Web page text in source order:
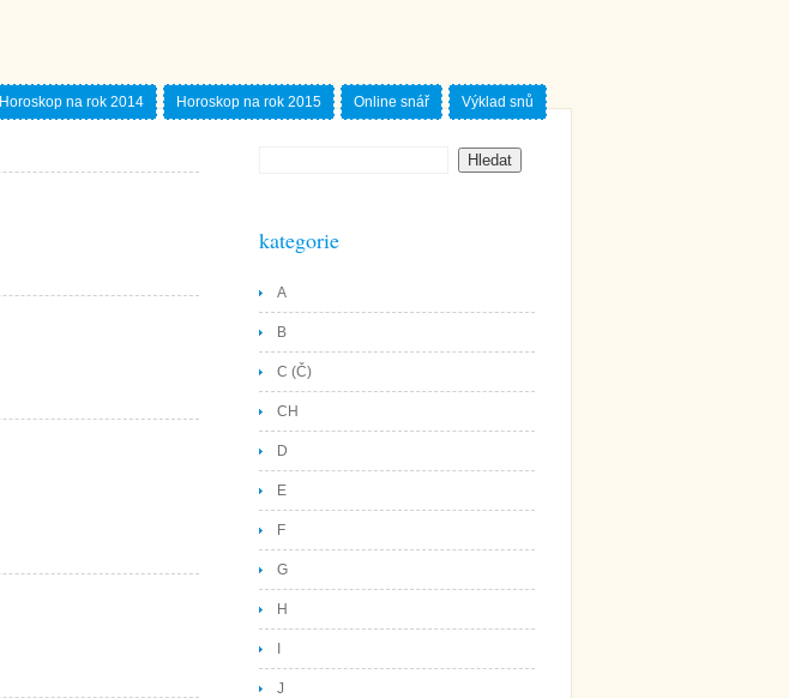
Horoskop na rok 2014 Horoskop na rok 2015 Online snář Výklad snů
kategorie
A
B
C (Č)
CH
D
E
F
G
H
J